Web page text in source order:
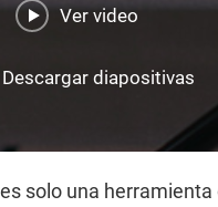
solo una herramienta
Ver video
Descargar diapositivas